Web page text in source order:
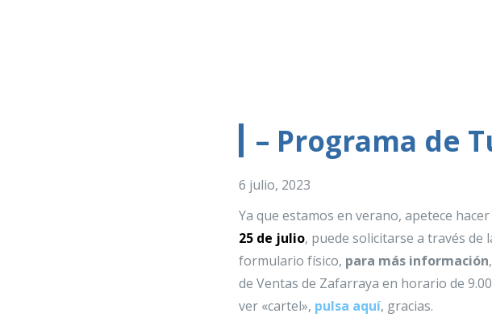
– Programa de
6 julio, 2023
Ya que estamos en verano, apetece
25 de julio, puede solicitarse a través de
formulario físico, para más información
de Ventas de Zafarraya en horario de
ver «cartel», pulsa aquí, gracias.